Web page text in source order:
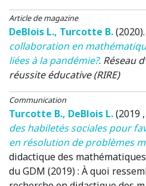
Article de magazine
DeBlois L., Turcotte B.(2020).
collaboration en
liées à la pandémie?. Réseau
réussite éducative (RIRE)
Communication
Turcotte B., DeBlois L.(2019
des habiletés sociales pour
en résolution de problèmes
didactique des
du GDM (2019) : À quoi